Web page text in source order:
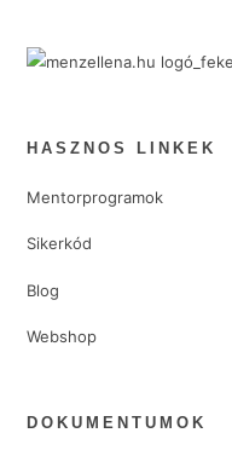
HASZNOS LINKEK
Mentorprogramok
Sikerkód
Blog
Webshop
DOKUMENTUMOK